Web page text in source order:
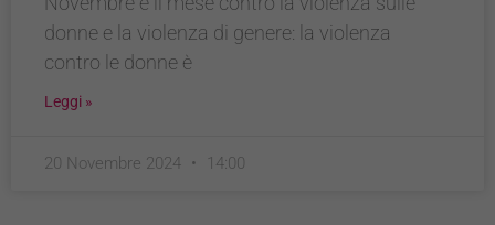
donne e la violenza di genere: la violenza
contro le donne è
Leggi »
20 Novembre 2024 14:00